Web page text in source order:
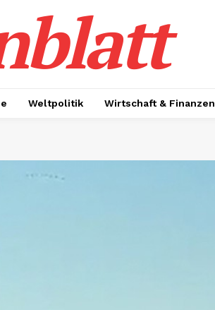
Weltpolitik Wirtschaft & Finanzen